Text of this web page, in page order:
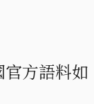
官方語料如